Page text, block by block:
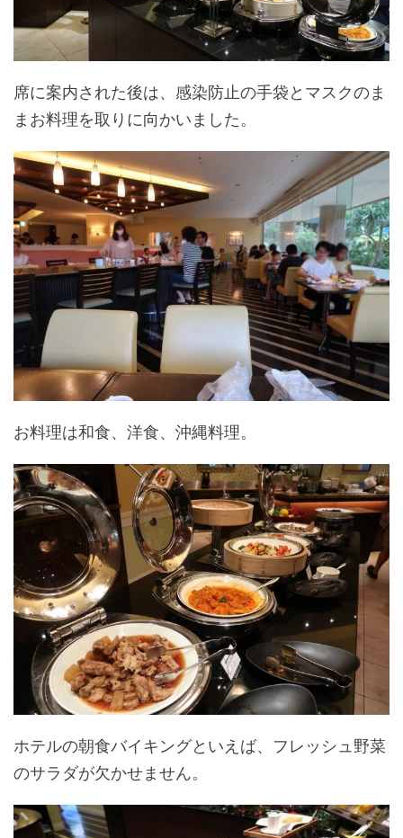
席に案内された後は、感染防止の手袋とマスクのま
まお料理を取りに向かいました。
お料理は和食、洋食、沖縄料理。
ホテルの朝食バイキングといえば、フレッシュ野菜
のサラダが欠かせません。